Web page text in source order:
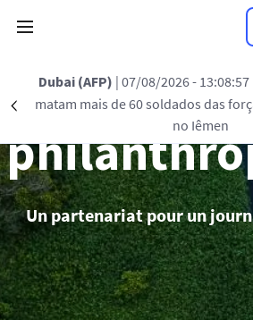
Précédent
Dubai (AFP) | 07/08/2026 - 13:08:57
matam mais de 60 soldados das
no Iêmen
Un partenariat pour un